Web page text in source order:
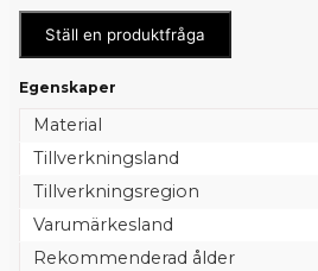
Ställ en produktfråga
Egenskaper
Material
Tillverkningsland
Tillverkningsregion
Varumärkesland
Rekommenderad ålder